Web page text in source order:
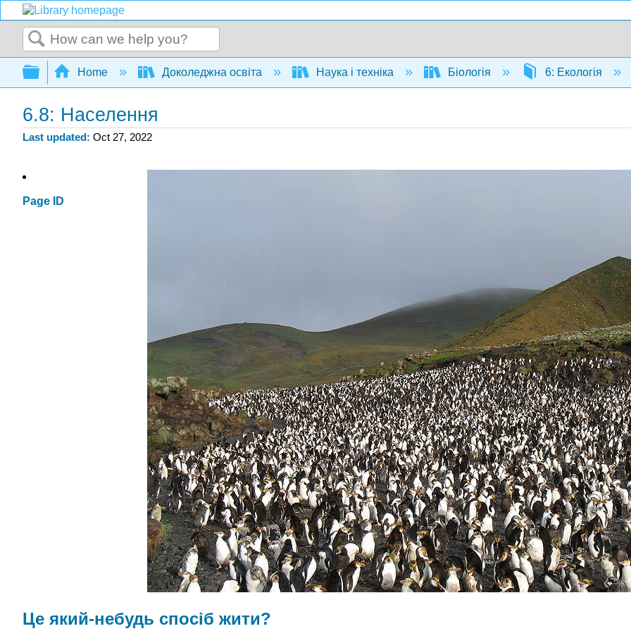
Search
Expand/collapse global hierarchy
Home Доколеджна освіта Наука і техніка Біологія 6: Екологія
6.8: Населення
Last updated Oct 27, 2022
Page ID
Це який-небудь спосіб жити?